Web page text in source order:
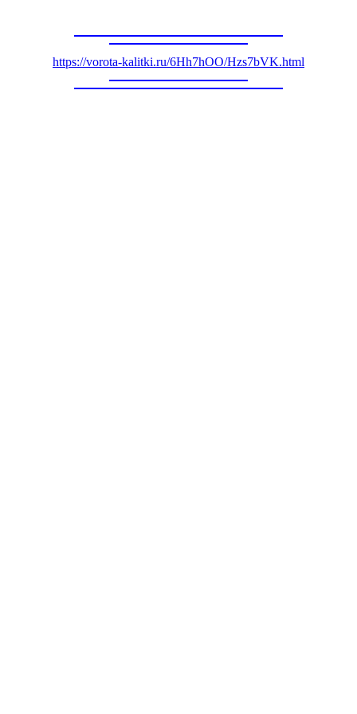
https://vorota-kalitki.ru/6Hh7hOO/Hzs7bVK.html